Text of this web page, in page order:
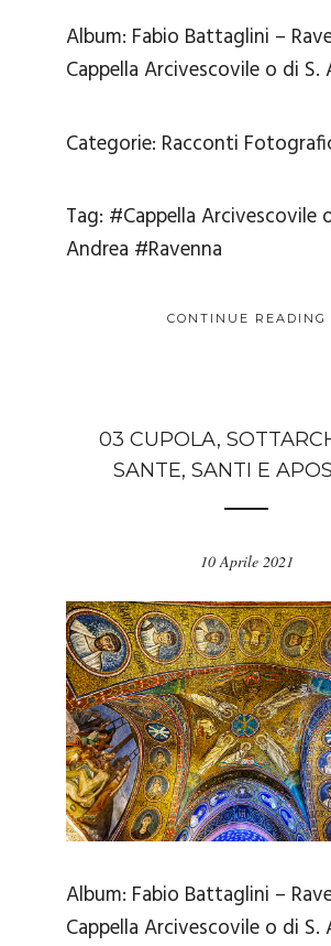
Album: Fabio Battaglini –
Cappella Arcivescovile o di S.
Categorie: Racconti
Tag: #Cappella Arcivescovile
Andrea #Ravenna
CONTINUE READING
03 CUPOLA,
SANTE, SANTI E
10 Aprile 2021
Album: Fabio Battaglini –
Cappella Arcivescovile o di S.